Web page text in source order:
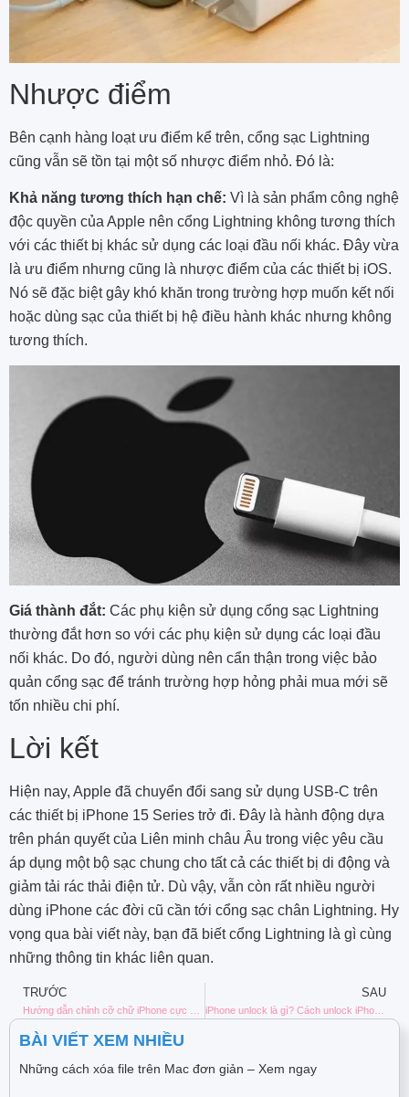
Nhược điểm
Bên cạnh hàng loạt ưu điểm kể trên, cổng sạc Lightning
cũng vẫn sẽ tồn tại một số nhược điểm nhỏ. Đó là:
Khả năng tương thích hạn chế: Vì là sản phẩm công nghệ
độc quyền của Apple nên cổng Lightning không tương thích
với các thiết bị khác sử dụng các loại đầu nối khác. Đây vừa
là ưu điểm nhưng cũng là nhược điểm của các thiết bị iOS.
Nó sẽ đặc biệt gây khó khăn trong trường hợp muốn kết nối
hoặc dùng sạc của thiết bị hệ điều hành khác nhưng không
tương thích.
Giá thành đắt: Các phụ kiện sử dụng cổng sạc Lightning
thường đắt hơn so với các phụ kiện sử dụng các loại đầu
nối khác. Do đó, người dùng nên cẩn thận trong việc bảo
quản cổng sạc để tránh trường hợp hỏng phải mua mới sẽ
tốn nhiều chi phí.
Lời kết
Hiện nay, Apple đã chuyển đổi sang sử dụng USB-C trên
các thiết bị iPhone 15 Series trở đi. Đây là hành động dựa
trên phán quyết của Liên minh châu Âu trong việc yêu cầu
áp dụng một bộ sạc chung cho tất cả các thiết bị di động và
giảm tải rác thải điện tử. Dù vậy, vẫn còn rất nhiều người
dùng iPhone các đời cũ cần tới cổng sạc chân Lightning. Hy
vọng qua bài viết này, bạn đã biết cổng Lightning là gì cùng
những thông tin khác liên quan.
TRƯỚC SAU
iPhone unlock là gì? Cách unlock iPhone như thế nào?
BÀI VIẾT XEM NHIỀU
Những cách xóa file trên Mac đơn giản – Xem ngay